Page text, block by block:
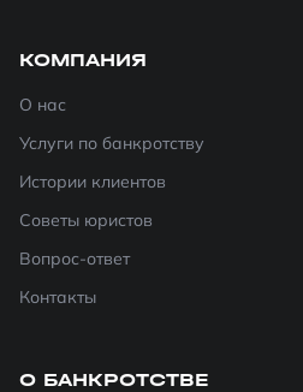
КОМПАНИЯ
О нас
Услуги по банкротству
Истории клиентов
Советы юристов
Вопрос-ответ
Контакты
О БАНКРОТСТВЕ